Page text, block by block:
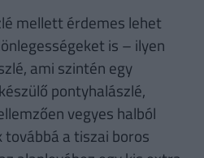
mellett érdemes lehet
is – ilyen
ami szintén egy
pontyhalászlé,
vegyes halból
a tiszai boros